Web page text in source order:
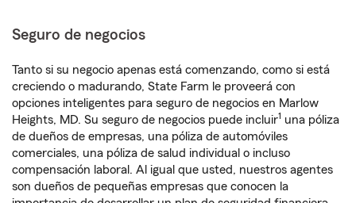
Seguro de negocios
Tanto si su negocio apenas está comenzando, como si está
creciendo o madurando, State Farm le proveerá con
opciones inteligentes para seguro de negocios en Marlow
Heights, MD. Su seguro de negocios puede incluir1 una póliza
de dueños de empresas, una póliza de automóviles
comerciales, una póliza de salud individual o incluso
compensación laboral. Al igual que usted, nuestros agentes
son dueños de pequeñas empresas que conocen la